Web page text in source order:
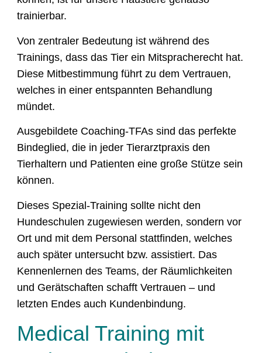
trainierbar.
Von zentraler Bedeutung ist während des
Trainings, dass das Tier ein Mitspracherecht hat.
Diese Mitbestimmung führt zu dem Vertrauen,
welches in einer entspannten Behandlung
mündet.
Ausgebildete Coaching-TFAs sind das perfekte
Bindeglied, die in jeder Tierarztpraxis den
Tierhaltern und Patienten eine große Stütze sein
können.
Dieses Spezial-Training sollte nicht den
Hundeschulen zugewiesen werden, sondern vor
Ort und mit dem Personal stattfinden, welches
auch später untersucht bzw. assistiert. Das
Kennenlernen des Teams, der Räumlichkeiten
und Gerätschaften schafft Vertrauen – und
letzten Endes auch Kundenbindung.
Medical Training mit